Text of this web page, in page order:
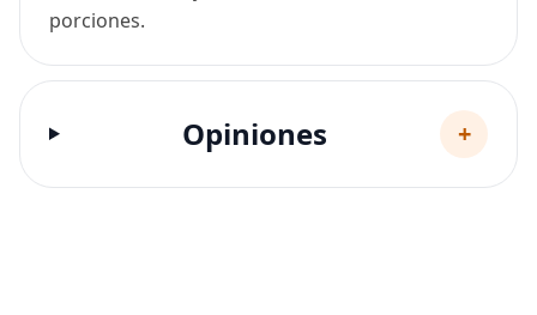
porciones.
Opiniones +